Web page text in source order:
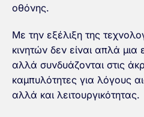
οθόνης.
Με την εξέλιξη της
κινητών δεν είναι απλά μια
αλλά συνδυάζονται στις
καμπυλότητες για λόγους
αλλά και λειτουργικότητας.